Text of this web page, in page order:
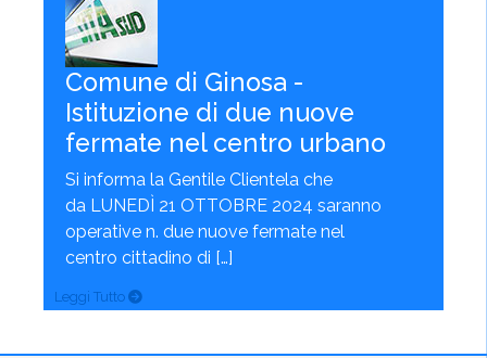
Comune di Ginosa -
Istituzione di due nuove
fermate nel centro urbano
Si informa la Gentile Clientela che
da LUNEDÌ 21 OTTOBRE 2024 saranno
operative n. due nuove fermate nel
centro cittadino di […]
Leggi Tutto